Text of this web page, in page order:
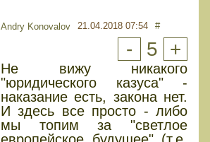
Andry Konovalov 21.04.2018 07:54 #
- 5 +
Не вижу никакого
"юридического казуса" -
наказание есть, закона нет.
И здесь все просто - либо
мы топим за "светлое